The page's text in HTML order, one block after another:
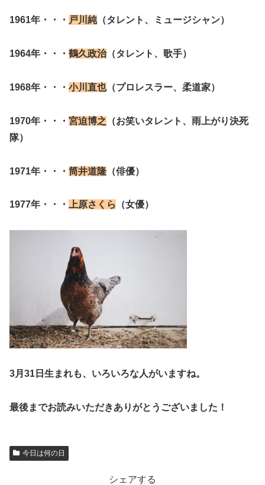
1961年・・・ 戸川純（タレント、ミュージシャン）
1964年・・・ 鶴久政治（タレント、歌手）
1968年・・・ 小川直也（プロレスラー、柔道家）
1970年・・・ 宮迫博之 （お笑いタレント、雨上がり決死
隊）
1971年・・・ 筒井道隆 （俳優）
1977年・・・ 上原さくら （女優）
3月31日生まれも、いろいろな人がいますね。
最後までお読みいただきありがとうございました！
今日は何の日
シェアする